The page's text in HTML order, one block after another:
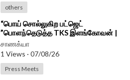
others
⁣“பொய் சொல்லுகிற பட்ஜெட்
”பொளந்தெடுத்த TKS இளங்கோவன் |
Press Meet | DMK
சாணக்யா
1 Views · 07/08/26
Press Meets